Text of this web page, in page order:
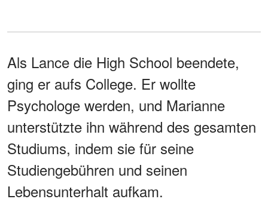
Als Lance die High School beendete,
ging er aufs College. Er wollte
Psychologe werden, und Marianne
unterstützte ihn während des gesamten
Studiums, indem sie für seine
Studiengebühren und seinen
Lebensunterhalt aufkam.